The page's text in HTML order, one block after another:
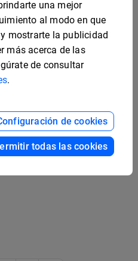
Plantilla de menú del
Día del padre para
restaurantes
una mejor
al modo en que
mostrarte la publicidad
más acerca de las
de consultar
.
de cookies
todas las cookies